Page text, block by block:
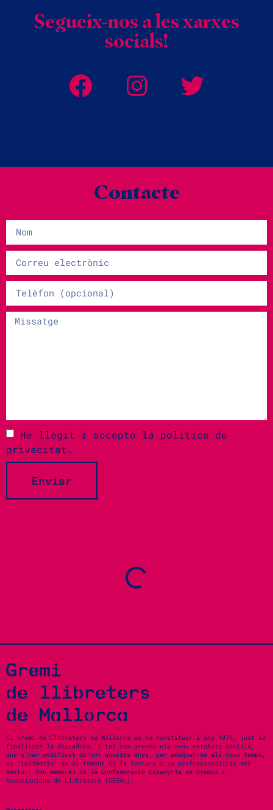
Segueix-nos a les xarxes
socials!
Contacte
He llegit i accepto la política de
privacitat.
Enviar
El Gremi de Llibreters de Mallorca es va constituir l’any 1975, just al
finalitzar la dictadura, i tal com preveu els seus estatuts socials,
que s’han modificat durant aquests anys, per adequar-se als nous temps,
el “leitmotiv” es el foment de la lectura i la professionalitat del
sector. Son membres de la Confederació Espanyola de Gremis i
Associacions de Llibreters (CEGAL).